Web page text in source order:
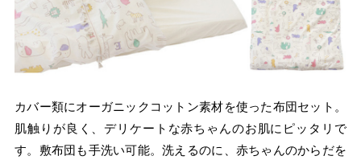
カバー類にオーガニックコットン素材を使った布団セット。
肌触りが良く、デリケートな赤ちゃんのお肌にピッタリで
す。敷布団も手洗い可能。洗えるのに、赤ちゃんのからだを